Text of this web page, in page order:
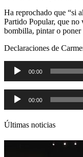
Ha reprochado que “si
Partido Popular, que no
bombilla, pintar o poner
Declaraciones de
Reproductor
audio
00:00
Reproductor
audio
00:00
Últimas noticias